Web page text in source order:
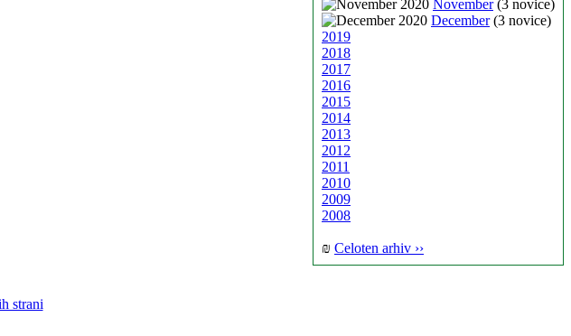
November(3 novice)
December(3 novice)
2019
2018
2017
2016
2015
2014
2013
2012
2011
2010
2009
2008
₪ Celoten arhiv ››